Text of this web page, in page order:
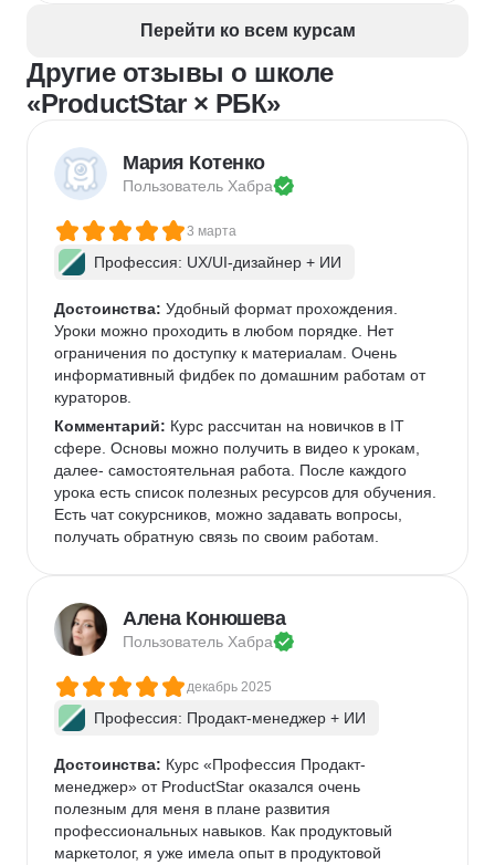
Перейти ко всем курсам
Другие отзывы о школе
«ProductStar × РБК»
Мария Котенко
Пользователь Хабра
3 марта
Профессия: UX/UI-дизайнер + ИИ
Достоинства: Удобный формат прохождения.
Уроки можно проходить в любом порядке. Нет
ограничения по доступку к материалам. Очень
информативный фидбек по домашним работам от
кураторов.
Комментарий: Курс рассчитан на новичков в IT
сфере. Основы можно получить в видео к урокам,
далее- самостоятельная работа. После каждого
урока есть список полезных ресурсов для обучения.
Есть чат сокурсников, можно задавать вопросы,
получать обратную связь по своим работам.
Алена Конюшева
Пользователь Хабра
декабрь 2025
Профессия: Продакт-менеджер + ИИ
Достоинства: Курс «Профессия Продакт-
менеджер» от ProductStar оказался очень
полезным для меня в плане развития
профессиональных навыков. Как продуктовый
маркетолог, я уже имела опыт в продуктовой